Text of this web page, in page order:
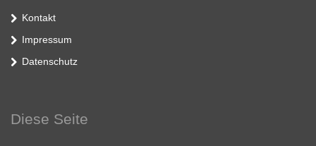
Kontakt
Impressum
Datenschutz
Diese Seite